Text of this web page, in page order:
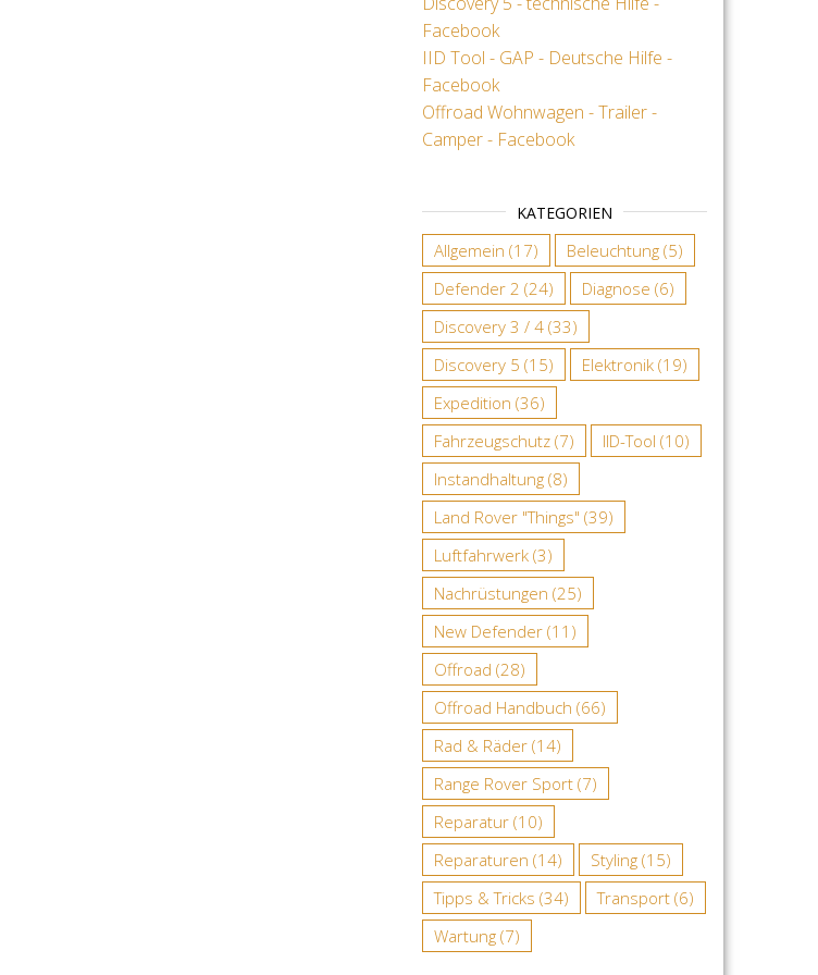
Facebook
IID Tool - GAP - Deutsche Hilfe -
Facebook
Offroad Wohnwagen - Trailer -
Camper - Facebook
KATEGORIEN
Allgemein (17) Beleuchtung(5)
Defender 2 (24) Diagnose (6)
Discovery 3 / 4(33)
Discovery 5 (15) Elektronik(19)
Expedition (36)
Fahrzeugschutz(7) IID-Tool (10)
Instandhaltung(8)
Land Rover "Things" (39)
Luftfahrwerk(3)
Nachrüstungen (25)
New Defender(11)
Offroad (28)
Offroad Handbuch (66)
Rad & Räder(14)
Range Rover Sport(7)
Reparatur(10)
Reparaturen (14) Styling(15)
Tipps & Tricks (34) Transport(6)
Wartung(7)